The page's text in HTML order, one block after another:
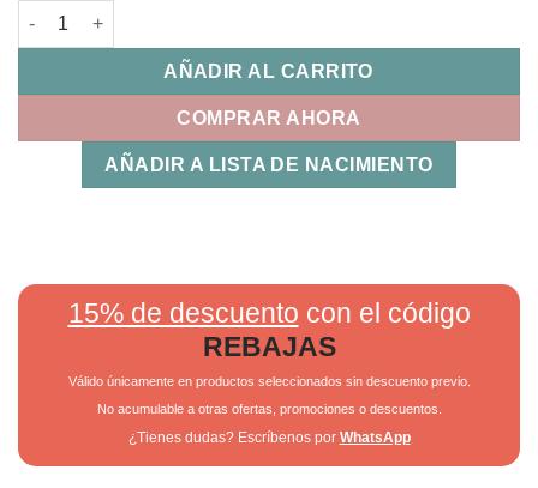
Cubo de actividades Trex Bimbidreams cantidad
AÑADIR AL CARRITO
COMPRAR AHORA
AÑADIR A LISTA DE NACIMIENTO
15% de descuento con el código
REBAJAS
Válido únicamente en productos seleccionados sin descuento previo.
No acumulable a otras ofertas, promociones o descuentos.
¿Tienes dudas? Escríbenos por WhatsApp